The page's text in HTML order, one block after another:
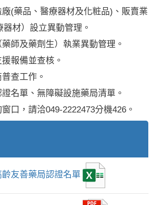
(藥品、醫療器材及化粧品)、販賣業
材）設立異動管理。
師及藥劑生）執業異動管理。
報備並查核。
查工作。
名單、無障礙設施藥局清單。
口，請洽049-2222473分機426。
友善藥局認證名單